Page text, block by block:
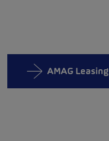
AMAG Leasing